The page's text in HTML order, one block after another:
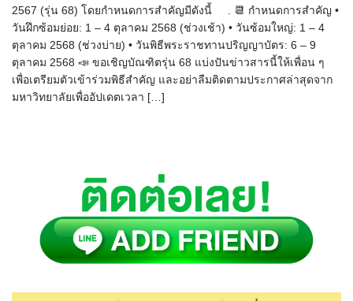
2567 (รุ่น 68) โดยกำหนดการสำคัญมีดังนี้ . 📆 กำหนดการสำคัญ •
วันฝึกซ้อมย่อย: 1 – 4 ตุลาคม 2568 (ช่วงเช้า) • วันซ้อมใหญ่: 1 – 4
ตุลาคม 2568 (ช่วงบ่าย) • วันพิธีพระราชทานปริญญาบัตร: 6 – 9
ตุลาคม 2568 📣 ขอเชิญบัณฑิตรุ่น 68 แบ่งปันข่าวสารนี้ให้เพื่อน ๆ
เพื่อเตรียมตัวเข้าร่วมพิธีสำคัญ และอย่าลืมติดตามประกาศล่าสุดจาก
มหาวิทยาลัยเพื่ออัปเดตเวลา […]